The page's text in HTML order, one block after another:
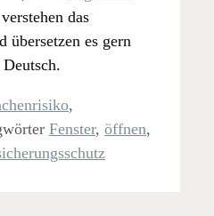
das
übersetzen es gern
,
Fenster, öffnen,